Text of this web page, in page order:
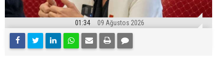
01:34 09 Ağustos 2026